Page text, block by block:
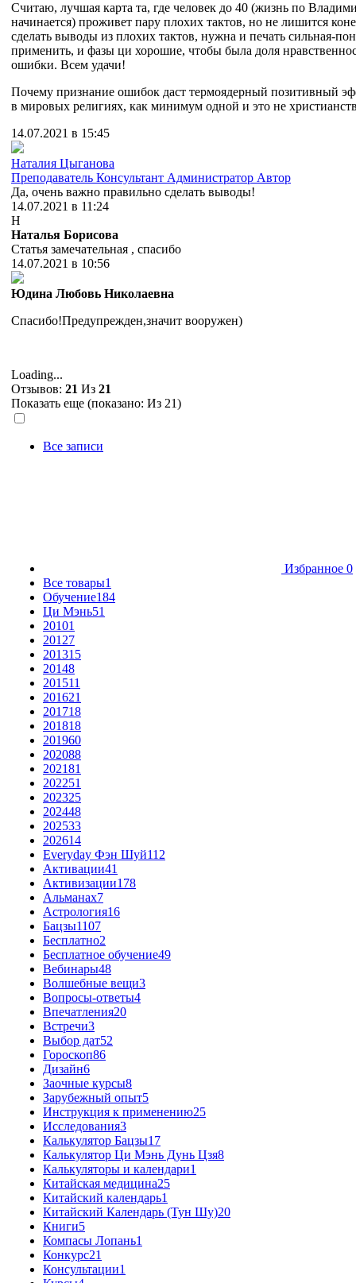
Считаю, лучшая карта та, где человек до 40 (жизнь по
начинается) проживет пару плохих тактов, но не лишится
сделать выводы из плохих тактов, нужна и печать сильная-
применить, и фазы ци хорошие, чтобы была доля
ошибки. Всем удачи!
Почему признание ошибок даст термоядерный позитивный
в мировых религиях, как минимум одной и это не
14.07.2021 в 15:45
Наталия Цыганова
Преподаватель Консультант Администратор Автор
Да, очень важно правильно сделать выводы!
14.07.2021 в 11:24
Н
Наталья Борисова
Статья замечательная , спасибо
14.07.2021 в 10:56
Юдина Любовь Николаевна
Спасибо!Предупрежден,значит вооружен)
Loading...
Отзывов: 21 Из 21
Показать еще (показано: Из 21)
Все записи
Избранное 0
Все товары1
Обучение184
Ци Мэнь51
20101
20127
201315
20148
201511
201621
201718
201818
201960
202088
202181
202251
202325
202448
202533
202614
Everyday Фэн Шуй112
Активации41
Активизации178
Альманах7
Астрология16
Бацзы1107
Бесплатно2
Бесплатное обучение49
Вебинары48
Волшебные вещи3
Вопросы-ответы4
Впечатления20
Встречи3
Выбор дат52
Гороскоп86
Дизайн6
Заочные курсы8
Зарубежный опыт5
Инструкция к применению25
Исследования3
Калькулятор Бацзы17
Калькулятор Ци Мэнь Дунь Цзя8
Калькуляторы и календари1
Китайская медицина25
Китайский календарь1
Китайский Календарь (Тун Шу)20
Книги5
Компасы Лопань1
Конкурс21
Консультации1